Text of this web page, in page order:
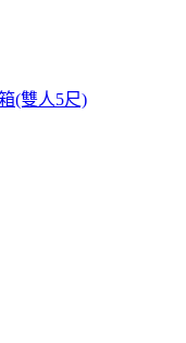
(雙人5尺)